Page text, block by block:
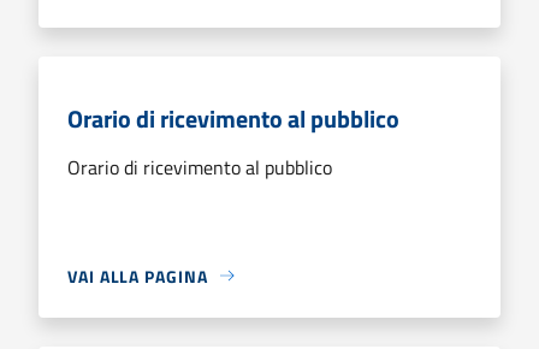
Orario di ricevimento al pubblico
Orario di ricevimento al pubblico
VAI ALLA PAGINA